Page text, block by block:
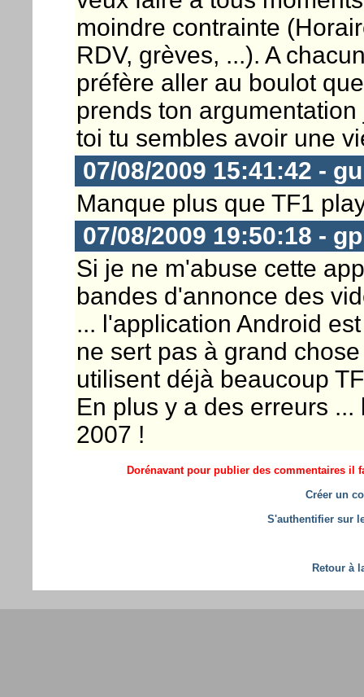
moindre contrainte
RDV, grèves, ...). A
préfère aller au boulot
prends ton
toi tu sembles avoir une
07/08/2009 15:41:42 -
Manque plus que TF1
07/08/2009 19:50:18 -
Si je ne m'abuse cette
bandes d'annonce des
... l'application Android
ne sert pas à grand
utilisent déjà beaucoup
En plus y a des erreurs
2007 !
Dorénavant pour publier des commentaires il
Créer un
S'authentifier sur
Retour à